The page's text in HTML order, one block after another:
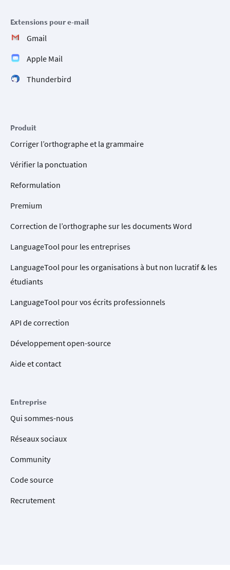
Extensions pour e-mail
Gmail
Apple Mail
Thunderbird
Produit
Corriger l’orthographe et la grammaire
Vérifier la ponctuation
Reformulation
Premium
Correction de l’orthographe sur les documents Word
LanguageTool pour les entreprises
LanguageTool pour les organisations à but non lucratif & les
étudiants
LanguageTool pour vos écrits professionnels
API de correction
Développement open-source
Aide et contact
Entreprise
Qui sommes-nous
Réseaux sociaux
Community
Code source
Recrutement